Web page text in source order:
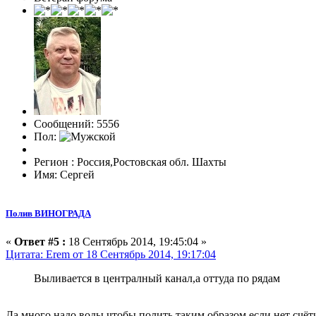
Сообщений: 5556
Пол:
Регион : Россия,Ростовская обл. Шахты
Имя: Сергей
Полив ВИНОГРАДА
« Ответ #5 : 18 Сентябрь 2014, 19:45:04 »
Цитата: Erem от 18 Сентябрь 2014, 19:17:04
Выливается в централный канал,а оттуда по рядам